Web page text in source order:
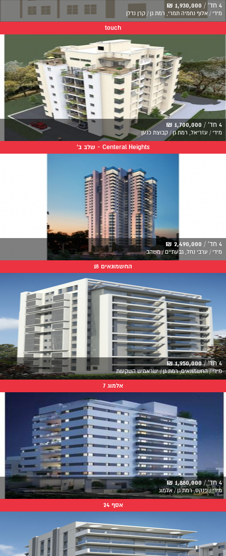
4 חד' / 1,930,000 ₪
מידי / אלוף נחמיה תמרי, רמת גן / קרן נדלן
touch
4 חד' / 1,700,000 ₪
מידי / עזריאל, רמת גן / קבוצת כנען
Centeral Heights - שלב ב'
4 חד' / 2,490,000 ₪
מידי / ערבי נחל, גבעתיים / משהב
החשמונאים 18
4 חד' / 1,950,000 ₪
מידי / החשמונאים, רמת גן / ישראמיש השקעות
אלמוג 7
4 חד' / 1,880,000 ₪
מידי / פנקס, רמת גן / אלמוג
אסף 24